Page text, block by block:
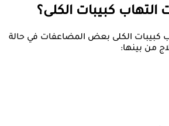
كبيبات الكلى؟
كبيبات الكلى بعض المضاعفات في حالة
من بينها: